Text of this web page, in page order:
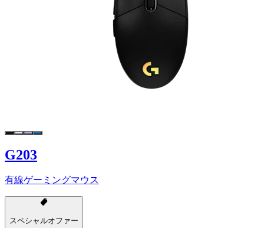
G203
有線ゲーミングマウス
スペシャルオファー